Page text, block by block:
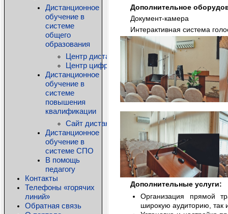
Дистанционное
обучение в
системе
общего
образования
Центр дистанционного образования детей-
Центр цифровых технологий КРИПКиПРО
Дистанционное
обучение в
системе
повышения
квалификации
Сайт дистанционного обучения КРИПКиПРО
Дистанционное
обучение в
системе СПО
В помощь
педагогу
Контакты
Телефоны «горячих
линий»
Обратная связь
Дополнительное
Документ-камера
Интерактивная система
Дополнительные услуги:
Организация прямой
широкую аудиторию, так